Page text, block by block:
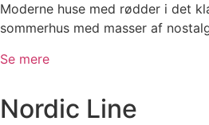
Moderne huse med rødder i det
sommerhus med masser af
Se mere
Nordic Line